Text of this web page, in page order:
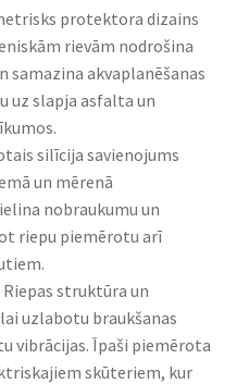
protektora dizains
rievām nodrošina
samazina akvaplanēšanas
uz slapja asfalta un
silīcija savienojums
un mērenā
nobraukumu un
riepu piemērotu arī
struktūra un
uzlabotu braukšanas
vibrācijas. Īpaši piemērota
skūteriem, kur